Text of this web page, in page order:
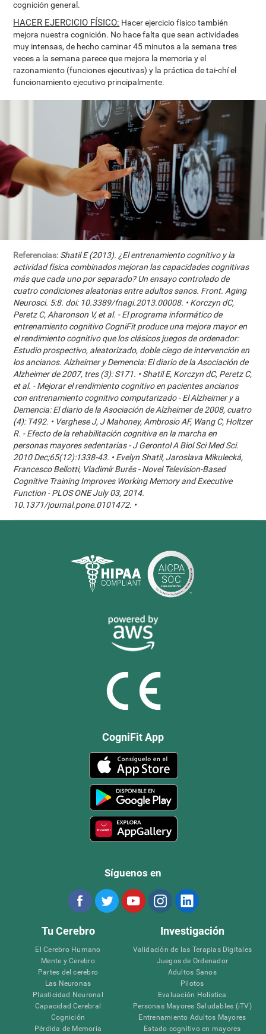
cognición general.
HACER EJERCICIO FÍSICO: Hacer ejercicio físico también
mejora nuestra cognición. No hace falta que sean actividades
muy intensas, de hecho caminar 45 minutos a la semana tres
veces a la semana parece que mejora la memoria y el
razonamiento (funciones ejecutivas) y la práctica de tai-chí el
funcionamiento ejecutivo principalmente.
Referencias: Shatil E (2013). ¿El entrenamiento cognitivo y la
actividad física combinados mejoran las capacidades cognitivas
más que cada uno por separado? Un ensayo controlado de
cuatro condiciones aleatorias entre adultos sanos. Front. Aging
Neurosci. 5:8. doi: 10.3389/fnagi.2013.00008. • Korczyn dC,
Peretz C, Aharonson V, et al. - El programa informático de
entrenamiento cognitivo CogniFit produce una mejora mayor en
el rendimiento cognitivo que los clásicos juegos de ordenador:
Estudio prospectivo, aleatorizado, doble ciego de intervención en
los ancianos. Alzheimer y Demencia: El diario de la Asociación de
Alzheimer de 2007, tres (3): S171. • Shatil E, Korczyn dC, Peretz C,
et al. - Mejorar el rendimiento cognitivo en pacientes ancianos
con entrenamiento cognitivo computarizado - El Alzheimer y a
Demencia: El diario de la Asociación de Alzheimer de 2008, cuatro
(4): T492. • Verghese J, J Mahoney, Ambrosio AF, Wang C, Holtzer
R. - Efecto de la rehabilitación cognitiva en la marcha en
personas mayores sedentarias - J Gerontol A Biol Sci Med Sci.
2010 Dec;65(12):1338-43. • Evelyn Shatil, Jaroslava Mikulecká,
Francesco Bellotti, Vladimír Burěs - Novel Television-Based
Cognitive Training Improves Working Memory and Executive
Function - PLOS ONE July 03, 2014.
10.1371/journal.pone.0101472. •
CogniFit App
Síguenos en
Tu Cerebro
El Cerebro Humano
Mente y Cerebro
Partes del cerebro
Las Neuronas
Plasticidad Neuronal
Capacidad Cerebral
Cognición
Pérdida de Memoria
Investigación
Validación de las Terapias Digitales
Juegos de Ordenador
Adultos Sanos
Pilotos
Evaluación Holistica
Personas Mayores Saludables (iTV)
Entrenamiento Adultos Mayores
Estado cognitivo en mayores